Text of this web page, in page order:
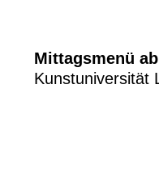
Mittagsmenü
Kunstuniversität